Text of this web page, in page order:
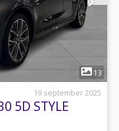
13
19 september 2025
5D STYLE